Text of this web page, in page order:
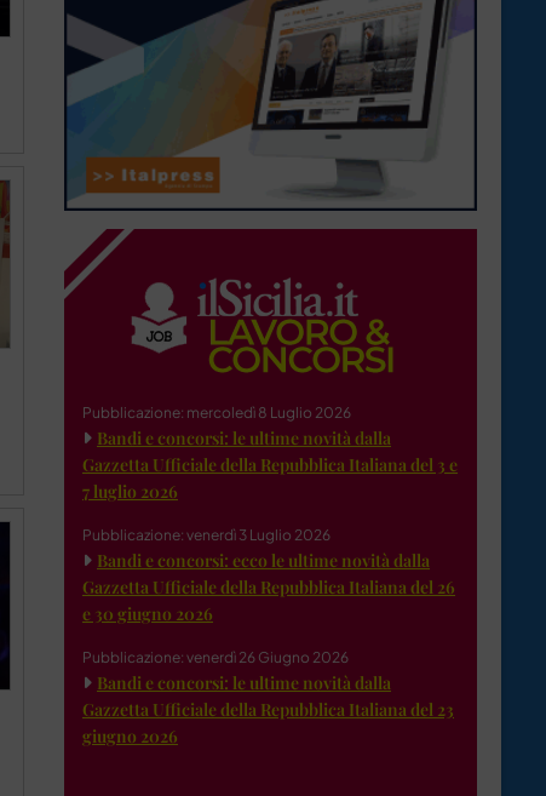
Pubblicazione: mercoledì 8 Luglio 2026
Bandi e concorsi: le ultime novità dalla
Gazzetta Ufficiale della Repubblica Italiana del 3 e
7 luglio 2026
Pubblicazione: venerdì 3 Luglio 2026
Bandi e concorsi: ecco le ultime novità dalla
Gazzetta Ufficiale della Repubblica Italiana del 26
e 30 giugno 2026
Pubblicazione: venerdì 26 Giugno 2026
Bandi e concorsi: le ultime novità dalla
Gazzetta Ufficiale della Repubblica Italiana del 23
giugno 2026